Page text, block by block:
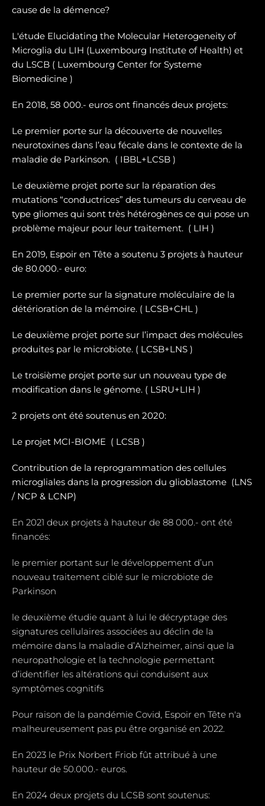
cause de la démence?
L'étude Elucidating the Molecular Heterogeneity of
Microglia du LIH (Luxembourg Institute of Health) et
du LSCB ( Luxembourg Center for Systeme
Biomedicine )
En 2018, 58 000.- euros ont financés deux projets:
Le premier porte sur la découverte de nouvelles
neurotoxines dans l’eau fécale dans le contexte de la
maladie de Parkinson. ( IBBL+LCSB )
Le deuxième projet porte sur la réparation des
mutations “conductrices” des tumeurs du cerveau de
type gliomes qui sont très hétérogènes ce qui pose un
problème majeur pour leur traitement. ( LIH )
En 2019, Espoir en Tête a soutenu 3 projets à hauteur
de 80.000.- euro:
Le premier porte sur la signature moléculaire de la
détérioration de la mémoire. ( LCSB+CHL )
Le deuxième projet porte sur l’impact des molécules
produites par le microbiote. ( LCSB+LNS )
Le troisième projet porte sur un nouveau type de
modification dans le génome. ( LSRU+LIH )
2 projets ont été soutenus en 2020:
Le projet MCI-BIOME ( LCSB )
Contribution de la reprogrammation des cellules
microgliales dans la progression du glioblastome (LNS
/ NCP & LCNP)
En 2021 deux projets à hauteur de 88 000.- ont été
financés:
le premier portant sur le développement d’un
nouveau traitement ciblé sur le microbiote de
Parkinson
le deuxième étudie quant à lui le décryptage des
signatures cellulaires associées au déclin de la
mémoire dans la maladie d’Alzheimer, ainsi que la
neuropathologie et la technologie permettant
d’identifier les altérations qui conduisent aux
symptômes cognitifs
Pour raison de la pandémie Covid, Espoir en Tête n'a
malheureusement pas pu être organisé en 2022.
En 2023 le Prix Norbert Friob fût attribué à une
hauteur de 50.000.- euros.
En 2024 deux projets du LCSB sont soutenus: